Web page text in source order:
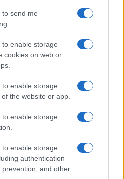
to send me
to enable storage
cookies on web or
to enable storage
the website or app.
to enable storage
to enable storage
authentication
and other
των
ο Αμερικανός
Μάρκο Ρούμπιο,
επίσκεψη στο
με τον Πάπα